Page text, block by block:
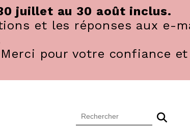
juillet au 30 août inclus.
et les réponses aux e-
pour votre confiance